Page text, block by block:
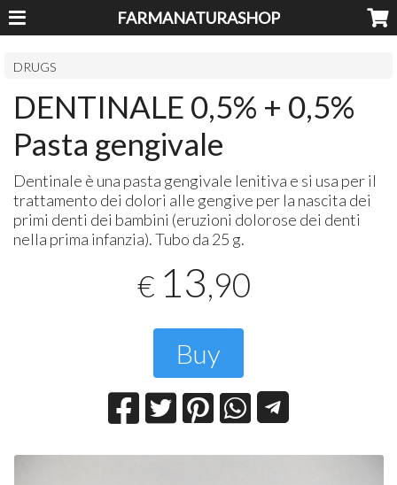
FARMANATURASHOP
DRUGS
DENTINALE 0,5% + 0,5%
Pasta gengivale
Dentinale è una pasta gengivale lenitiva e si usa per il
trattamento dei dolori alle gengive per la nascita dei
primi denti dei bambini (eruzioni dolorose dei denti
nella prima infanzia). Tubo da 25 g.
€ 13,90
Buy